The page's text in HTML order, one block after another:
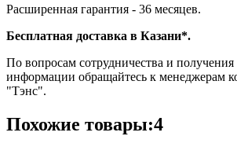
Расширенная гарантия - 36 месяцев.
Бесплатная доставка в Казани*.
По вопросам сотрудничества и
информации обращайтесь к менеджерам
"Тэнс".
Похожие товары:4